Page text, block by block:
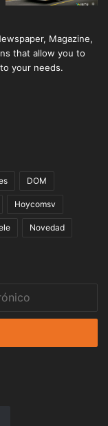
Magazine,
that allow you to
your needs.
DOM
Hoycomsv
Novedad